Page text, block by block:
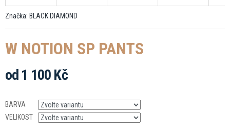
Značka: BLACK DIAMOND
W NOTION SP PANTS
od 1 100 Kč
cena:
BARVA
VELIKOST